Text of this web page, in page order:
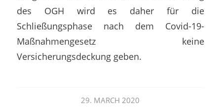
des OGH wird es daher für die
Schließungsphase nach dem Covid-19-
Maßnahmengesetz keine
Versicherungsdeckung geben.
29. MARCH 2020